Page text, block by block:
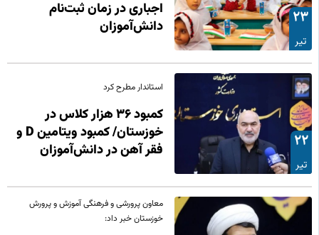
23
تیر
اجباری در زمان ثبت‌نام
دانش‌آموزان
22
تیر
استاندار مطرح کرد
کمبود ۳۶ هزار کلاس در
خوزستان/ کمبود ویتامین D و
فقر آهن در دانش‌آموزان
معاون پرورشی و فرهنگی آموزش و پرورش
خوزستان خبر داد: